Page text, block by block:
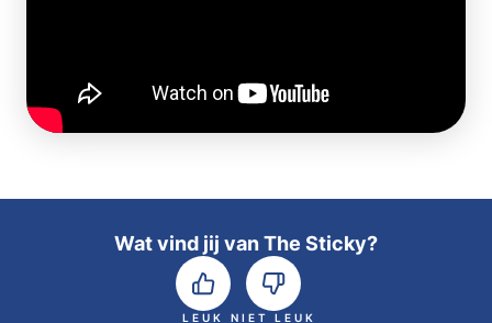
Wat vind jij van The Sticky?
LEUK NIET LEUK